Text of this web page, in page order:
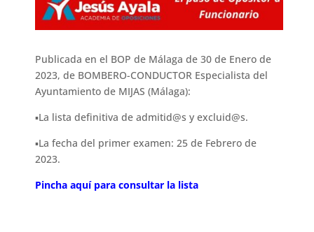
Publicada en el BOP de Málaga de 30 de Enero de
2023, de BOMBERO-CONDUCTOR Especialista del
Ayuntamiento de MIJAS (Málaga):
▪︎La lista definitiva de admitid@s y excluid@s.
▪︎La fecha del primer examen: 25 de Febrero de
2023.
Pincha aquí para consultar la lista